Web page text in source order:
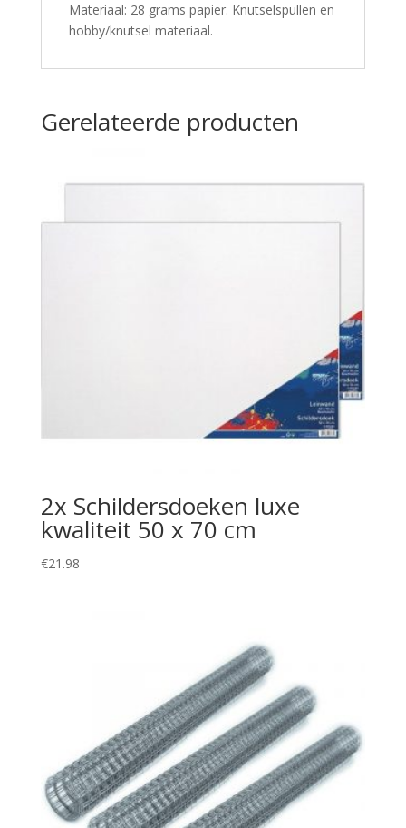
Materiaal: 28 grams papier. Knutselspullen en
hobby/knutsel materiaal.
Gerelateerde producten
2x Schildersdoeken luxe
kwaliteit 50 x 70 cm
€21.98